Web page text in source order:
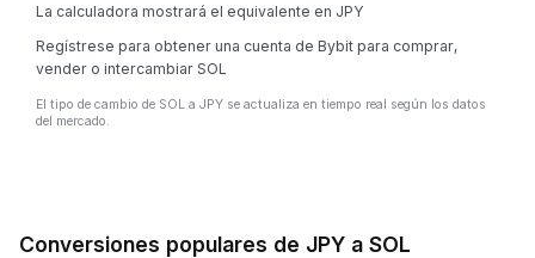
La calculadora mostrará el equivalente en JPY
Regístrese para obtener una cuenta de Bybit para comprar,
vender o intercambiar SOL
El tipo de cambio de SOL a JPY se actualiza en tiempo real según los datos
del mercado.
Conversiones populares de JPY a SOL